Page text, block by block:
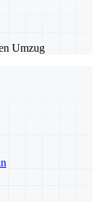
Umzug